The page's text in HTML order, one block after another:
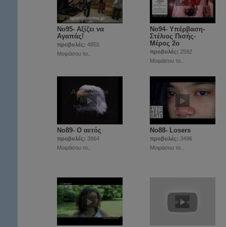
No95- Αξίζει να
Αγαπάς!
προβολές: 4855
Μοιράσου το..
Νο94- Υπέρβαση-
Στέλιος Πισής-
Μέρος 2ο
προβολές: 2592
Μοιράσου το..
No89- Ο αετός
προβολές: 3864
Μοιράσου το..
No88- Losers
προβολές: 3496
Μοιράσου το..